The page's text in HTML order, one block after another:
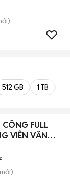
512 GB 1 TB
FULL
VIÊN VĂN
mới)